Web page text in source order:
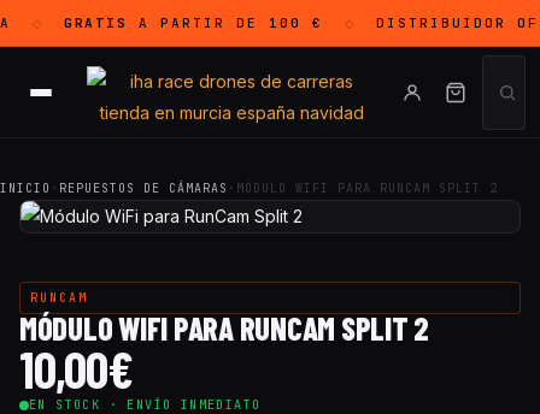
◇ GRATISA PARTIR DE 100 € ◇ DISTRIBUIDOR
INICIO · REPUESTOS DE CÁMARAS · MÓDULO WIFI PARA RUNCAM SPLIT 2
RUNCAM
MÓDULO WIFI PARA RUNCAM SPLIT 2
10,00€
EN STOCK · ENVÍO INMEDIATO